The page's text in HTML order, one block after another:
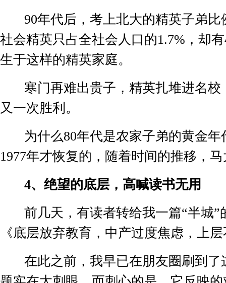
90年代后，考上北大的精英子弟比
社会精英只占全社会人口的1.7% ，却有
生于这样的精英家庭。
寒门再难出贵子，精英扎堆进名
又一次胜利。
为什么80年代是农家子弟的黄金年
1977年才恢复的，随着时间的推移，
4、绝望的底层，高喊读书无用
前几天，有读者转给我一篇“半城”
《底层放弃教育，中产过度焦虑，上
在此之前，我早已在朋友圈刷到了